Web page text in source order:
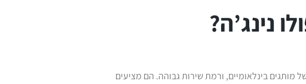
נינג’ה?
מותגים בינלאומיים, ורמת שירות גבוהה. הם מציעים